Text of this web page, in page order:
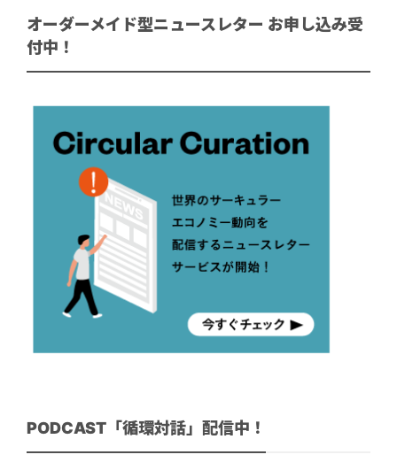
オーダーメイド型ニュースレター お申し込み受
付中！
PODCAST「循環対話」配信中！